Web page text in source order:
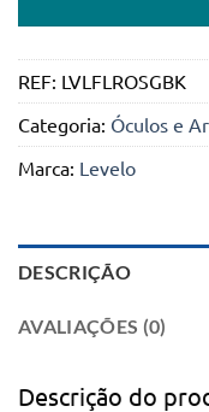
REF: LVLFLROSGBK
Categoria: Óculos e
Marca: Levelo
DESCRIÇÃO
AVALIAÇÕES (0)
Descrição do